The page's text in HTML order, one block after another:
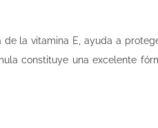
la vitamina E, ayuda a
constituye una excelente